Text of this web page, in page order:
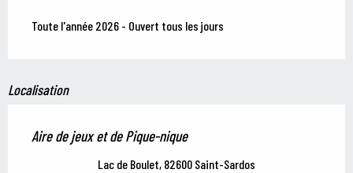
Toute l'année 2026 - Ouvert tous les jours
Localisation
Aire de jeux et de Pique-nique
Lac de Boulet, 82600 Saint-Sardos